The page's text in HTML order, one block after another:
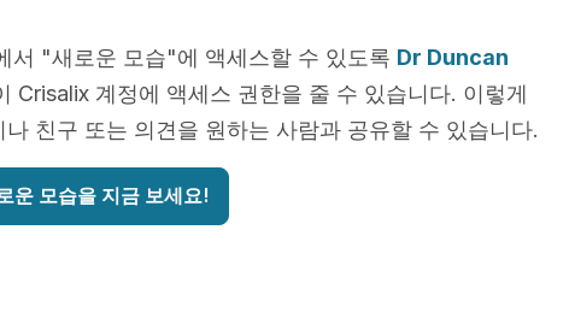
서 "새로운 모습"에 액세스할 수 있도록 Dr Duncan
Crisalix 계정에 액세스 권한을 줄 수 있습니다. 이렇게
나 친구 또는 의견을 원하는 사람과 공유할 수 있습니다.
운 모습을 지금 보세요!